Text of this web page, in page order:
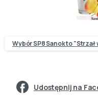
Wybór SP8 Sanok to "Strzał
Udostępnij na